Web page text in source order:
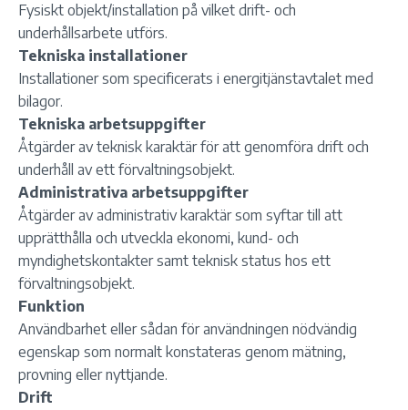
Fysiskt objekt/installation på vilket drift- och
underhållsarbete utförs.
Tekniska installationer
Installationer som specificerats i energitjänstavtalet med
bilagor.
Tekniska arbetsuppgifter
Åtgärder av teknisk karaktär för att genomföra drift och
underhåll av ett förvaltningsobjekt.
Administrativa arbetsuppgifter
Åtgärder av administrativ karaktär som syftar till att
upprätthålla och utveckla ekonomi, kund- och
myndighetskontakter samt teknisk status hos ett
förvaltningsobjekt.
Funktion
Användbarhet eller sådan för användningen nödvändig
egenskap som normalt konstateras genom mätning,
provning eller nyttjande.
Drift